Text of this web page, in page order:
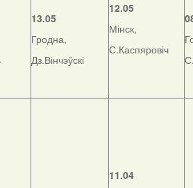
13.05
Гродна,
Дз.Вінчэўскі
12.05
Мінск,
С.Каспяровіч
11.04